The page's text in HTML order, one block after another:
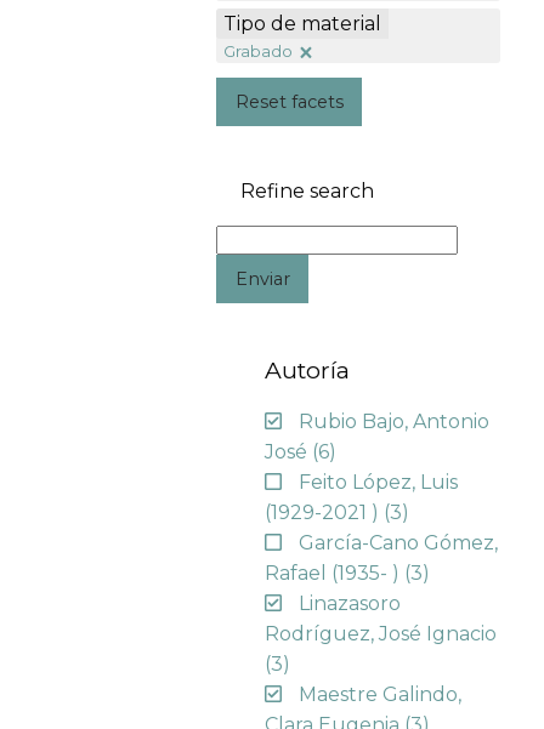
Tipo de material
Grabado
Reset facets
Refine search
Enviar
Autoría
Rubio Bajo, Antonio
José (6)
Feito López, Luis
(1929-2021 ) (3)
García-Cano Gómez,
Rafael (1935- ) (3)
Linazasoro
Rodríguez, José Ignacio
(3)
Maestre Galindo,